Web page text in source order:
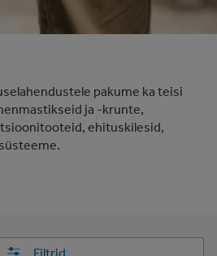
pakume ka teisi
ja -krunte,
ehituskilesid,